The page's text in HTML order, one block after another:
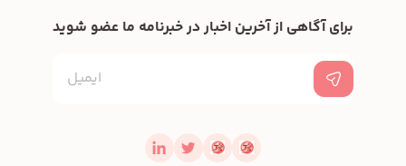
برای آگاهی از آخرین اخبار در خبرنامه ما عضو شوید